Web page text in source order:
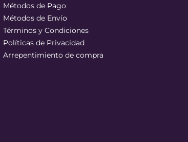
Métodos de Pago
Métodos de Envío
Términos y Condiciones
Políticas de Privacidad
Arrepentimiento de compra